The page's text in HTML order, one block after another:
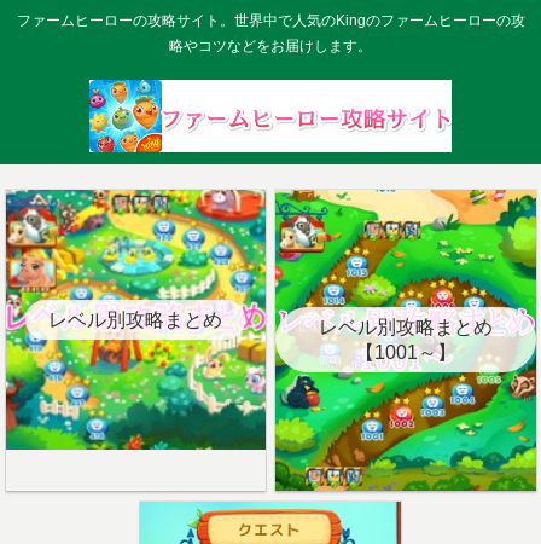
ファームヒーローの攻略サイト。世界中で人気のKingのファームヒーローの攻
略やコツなどをお届けします。
レベル別攻略まとめ
レベル別攻略まとめ
【1001～】